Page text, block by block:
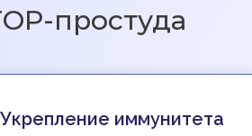
простуда
Укрепление иммунитета